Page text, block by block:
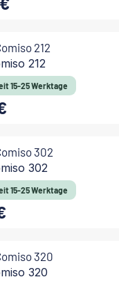
212
15-25 Werktage
302
15-25 Werktage
320